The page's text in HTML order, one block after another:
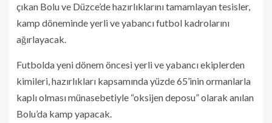
çıkan Bolu ve Düzce’de hazırlıklarını tamamlayan tesisler,
kamp döneminde yerli ve yabancı futbol kadrolarını
ağırlayacak.
Futbolda yeni dönem öncesi yerli ve yabancı ekiplerden
kimileri, hazırlıkları kapsamında yüzde 65’inin ormanlarla
kaplı olması münasebetiyle “oksijen deposu” olarak anılan
Bolu’da kamp yapacak.